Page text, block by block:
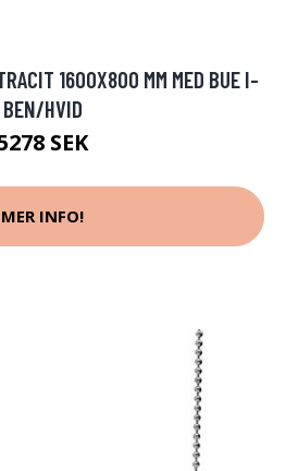
1600X800 MM MED BUE I-
BEN/HVID
SEK
MER INFO!